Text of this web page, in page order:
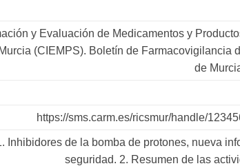
y Evaluación de Medicamentos y
(CIEMPS). Boletín de Farmacovigilancia
de
https://sms.carm.es/ricsmur/handle/
Inhibidores de la bomba de protones, nueva
seguridad. 2. Resumen de las